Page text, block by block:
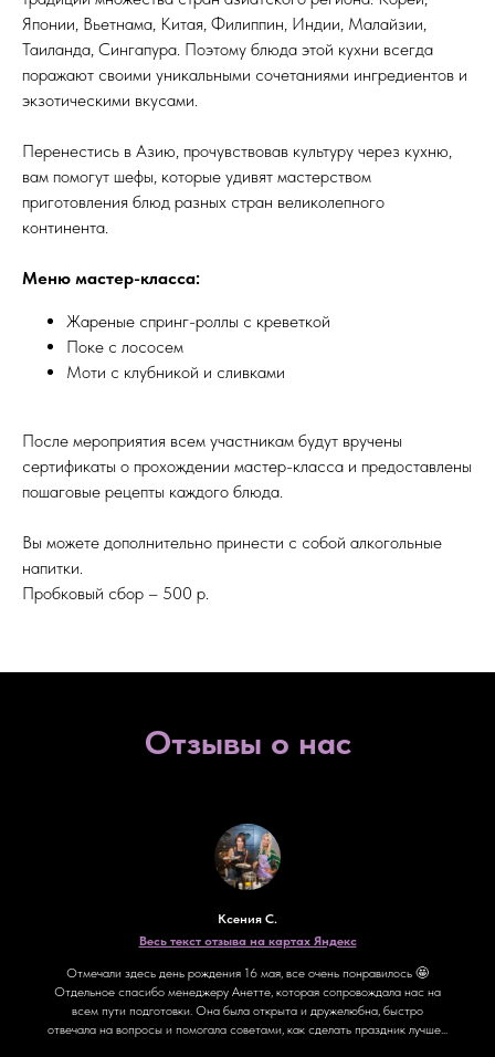
Японии, Вьетнама, Китая, Филиппин, Индии, Малайзии,
Таиланда, Сингапура. Поэтому блюда этой кухни всегда
поражают своими уникальными сочетаниями ингредиентов и
экзотическими вкусами.
Перенестись в Азию, прочувствовав культуру через кухню,
вам помогут шефы, которые удивят мастерством
приготовления блюд разных стран великолепного
континента.
Меню мастер-класса:
Жареные спринг-роллы с креветкой
Поке с лососем
Моти с клубникой и сливками
После мероприятия всем участникам будут вручены
сертификаты о прохождении мастер-класса и предоставлены
пошаговые рецепты каждого блюда.
Вы можете дополнительно принести с собой алкогольные
напитки.
Пробковый сбор – 500 р.
Отзывы о нас
Ксения С.
Весь текст отзыва на картах Яндекс
Отмечали здесь день рождения 16 мая, все очень понравилось 🤩
Отдельное спасибо менеджеру Анетте, которая сопровождала нас на
всем пути подготовки. Она была открыта и дружелюбна, быстро
отвечала на вопросы и помогала советами, как сделать праздник лучше...